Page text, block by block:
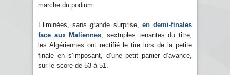
marche du podium.
Eliminées, sans grande surprise, en demi-finales
face aux Maliennes , sextuples tenantes du titre,
les Algériennes ont rectifié le tire lors de la petite
finale en s’imposant, d’une petit panier d’avance,
sur le score de 53 à 51.